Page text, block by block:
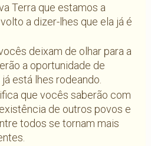
Terra que estamos a
a dizer-lhes que ela já é
deixam de olhar para a
a oportunidade de
está lhes rodeando.
que vocês saberão com
de outros povos e
todos se tornam mais